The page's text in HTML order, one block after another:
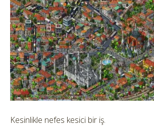
Kesinlikle nefes kesici bir iş.